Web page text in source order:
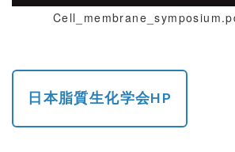
日本脂質生化学会HP